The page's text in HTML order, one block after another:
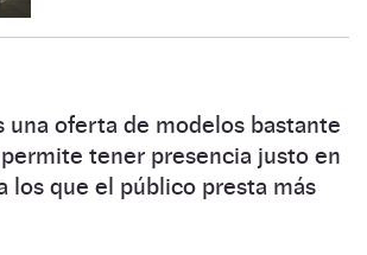
una oferta de modelos bastante
tener presencia justo en
los que el público presta más